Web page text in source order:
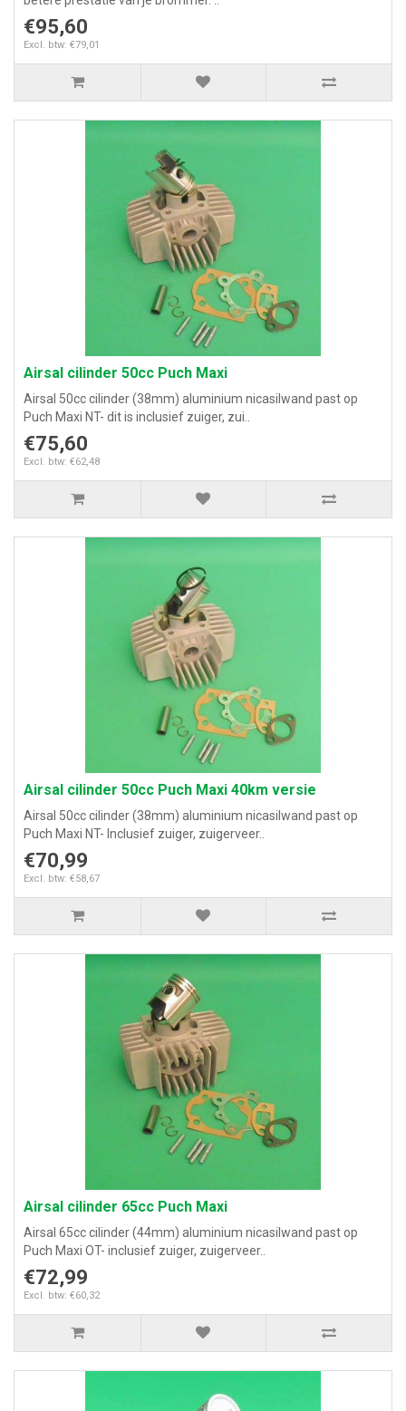
€95,60
Excl. btw: €79,01
Airsal cilinder 50cc Puch Maxi
Airsal 50cc cilinder (38mm) aluminium nicasilwand past op
Puch Maxi NT- dit is inclusief zuiger, zui..
€75,60
Excl. btw: €62,48
Airsal cilinder 50cc Puch Maxi 40km versie
Airsal 50cc cilinder (38mm) aluminium nicasilwand past op
Puch Maxi NT- Inclusief zuiger, zuigerveer..
€70,99
Excl. btw: €58,67
Airsal cilinder 65cc Puch Maxi
Airsal 65cc cilinder (44mm) aluminium nicasilwand past op
Puch Maxi OT- inclusief zuiger, zuigerveer..
€72,99
Excl. btw: €60,32